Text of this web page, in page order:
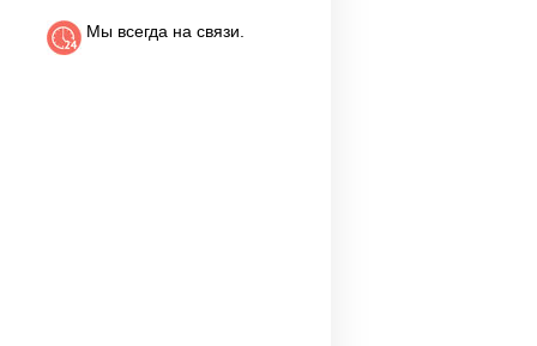
Мы всегда на связи.